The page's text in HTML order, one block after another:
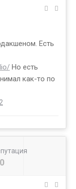
Есть
Но есть
как-то по
0